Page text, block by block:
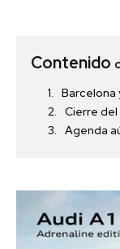
Contenido
Barcelona
Cierre del
Agenda